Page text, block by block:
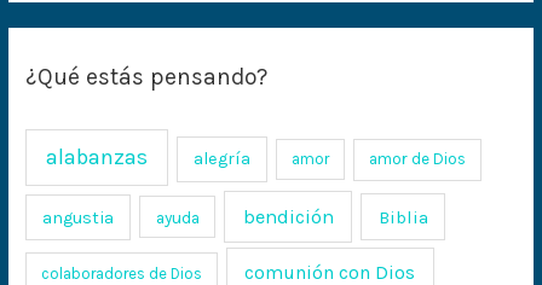
¿Qué estás pensando?
alabanzas alegría amor amor de Dios
angustia ayuda bendición Biblia
colaboradores de Dios comunión con Dios